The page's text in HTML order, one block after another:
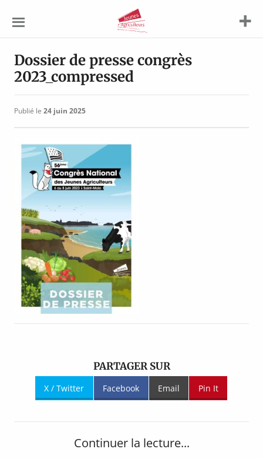
Agriculteurs
Dossier de presse congrès
2023_compressed
Publié le 24 juin 2025
PARTAGER SUR
X / Twitter Facebook Email Pin It
Continuer la lecture...